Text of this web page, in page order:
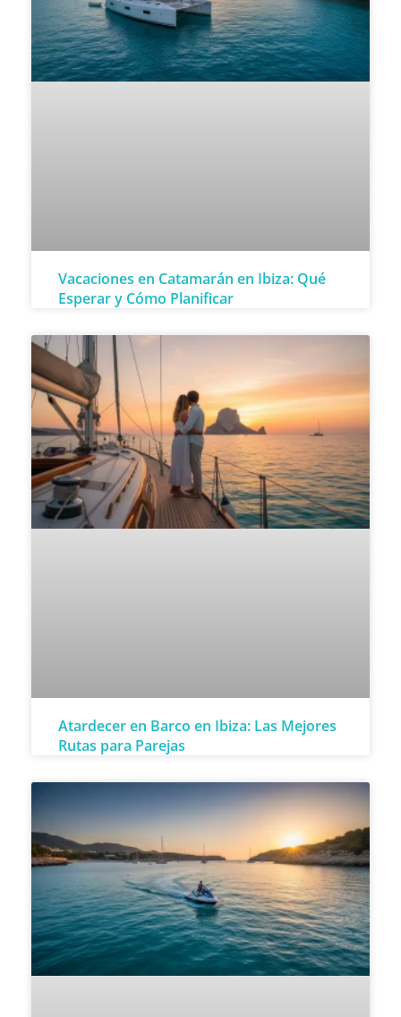
Vacaciones en Catamarán en Ibiza: Qué
Esperar y Cómo Planificar
Atardecer en Barco en Ibiza: Las Mejores
Rutas para Parejas